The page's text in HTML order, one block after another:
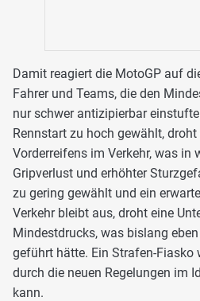
Damit reagiert die MotoGP auf
Fahrer und Teams, die den
nur schwer antizipierbar
Rennstart zu hoch gewählt,
Vorderreifens im Verkehr, was in
Gripverlust und erhöhter
zu gering gewählt und ein
Verkehr bleibt aus, droht eine
Mindestdrucks, was bislang
geführt hätte. Ein Strafen-Fiasko
durch die neuen Regelungen im
kann.